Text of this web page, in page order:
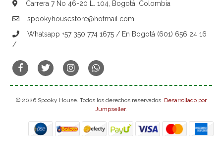
Carrera 7 No 46-20 L. 104, Bogotá, Colombia
spookyhousestore@hotmail.com
Whatsapp +57 350 774 1675 / En Bogotá (601) 656 24 16
/
© 2026 Spooky House. Todos los derechos reservados. Desarrollado por
Jumpseller.